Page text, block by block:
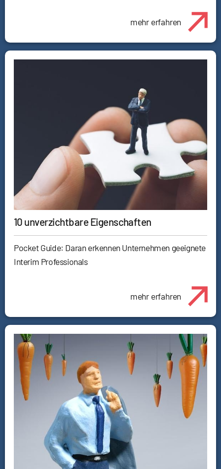
mehr erfahren
10 unverzichtbare Eigenschaften
Pocket Guide: Daran erkennen Unternehmen geeignete
Interim Professionals
mehr erfahren